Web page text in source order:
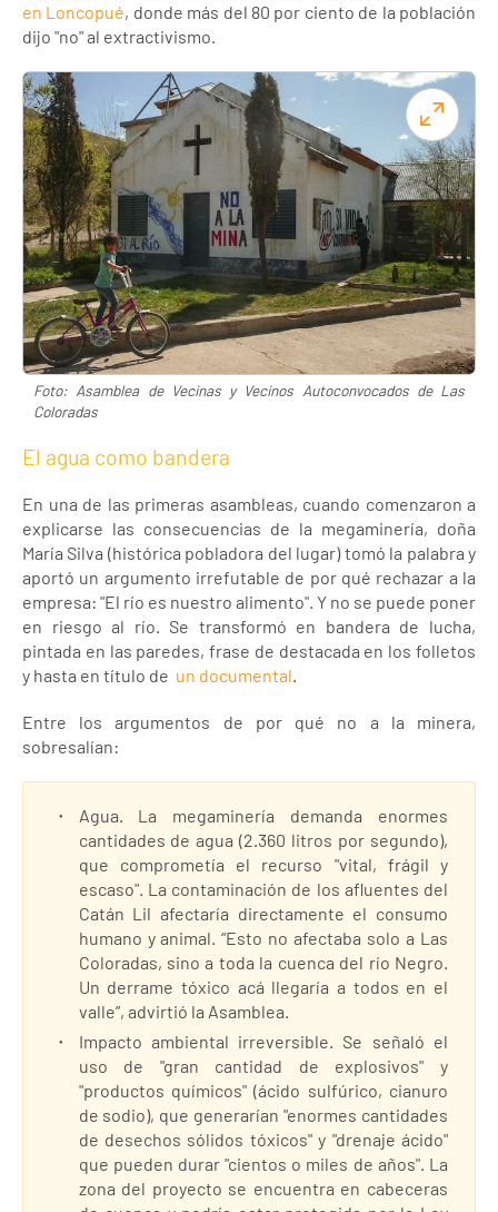
en Loncopué, donde más del 80 por ciento de la población
dijo "no" al extractivismo.
Foto: Asamblea de Vecinas y Vecinos Autoconvocados de Las
Coloradas
El agua como bandera
En una de las primeras asambleas, cuando comenzaron a
explicarse las consecuencias de la megaminería, doña
María Silva (histórica pobladora del lugar) tomó la palabra y
aportó un argumento irrefutable de por qué rechazar a la
empresa: "El río es nuestro alimento". Y no se puede poner
en riesgo al río. Se transformó en bandera de lucha,
pintada en las paredes, frase de destacada en los folletos
y hasta en título de un documental
Entre los argumentos de por qué no a la minera,
sobresalían:
Agua. La megaminería demanda enormes
cantidades de agua (2.360 litros por segundo),
que comprometía el recurso "vital, frágil y
escaso". La contaminación de los afluentes del
Catán Lil afectaría directamente el consumo
humano y animal. “Esto no afectaba solo a Las
Coloradas, sino a toda la cuenca del río Negro.
Un derrame tóxico acá llegaría a todos en el
valle”, advirtió la Asamblea.
Impacto ambiental irreversible. Se señaló el
uso de "gran cantidad de explosivos" y
"productos químicos" (ácido sulfúrico, cianuro
de sodio), que generarían "enormes cantidades
de desechos sólidos tóxicos" y "drenaje ácido"
que pueden durar "cientos o miles de años". La
zona del proyecto se encuentra en cabeceras